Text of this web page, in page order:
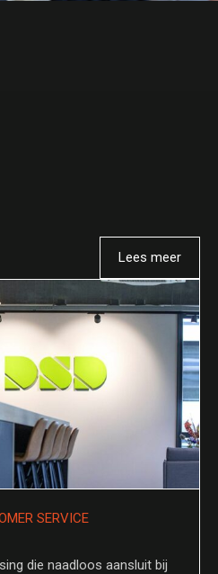
Lees meer
SERVICE
die naadloos aansluit bij